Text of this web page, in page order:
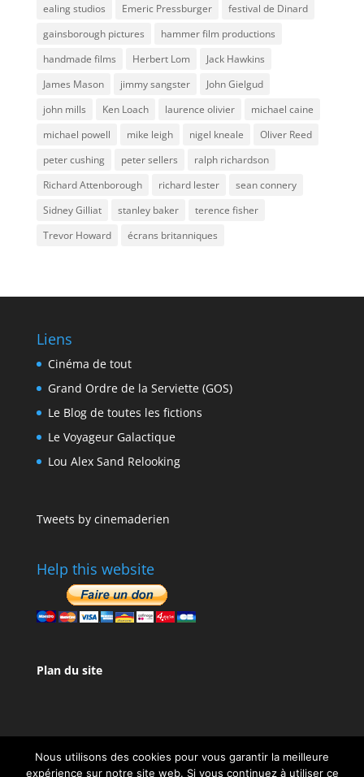
ealing studios
Emeric Pressburger
festival de Dinard
gainsborough pictures
hammer film productions
handmade films
Herbert Lom
Jack Hawkins
James Mason
jimmy sangster
John Gielgud
john mills
Ken Loach laurence olivier
michael caine
michael powell
mike leigh nigel kneale
Oliver Reed
peter cushing
peter sellers
ralph richardson
Richard Attenborough
richard lester
sean connery
Sidney Gilliat
stanley baker
terence fisher
Trevor Howard
écrans britanniques
Liens
Cinéma de tout
Grand Ordre de la Serviette (GOS)
Le Blog de toutes les fictions
Le Voyageur Galactique
Lou Alex Sand Relooking
Tweets by cinemaderien
Help this website
Plan du site
Nous utilisons des cookies pour vous garantir la meilleure
expérience sur notre site web. Si vous continuez à utiliser ce